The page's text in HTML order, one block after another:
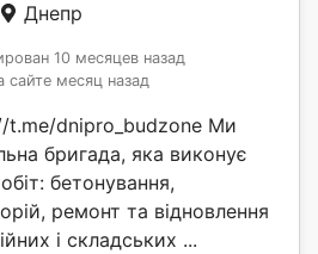
Днепр
10 месяцев назад
сайте месяц назад
dnipro_budzone Ми
бригада, яка виконує
бетонування,
ремонт та відновлення
і складських ...